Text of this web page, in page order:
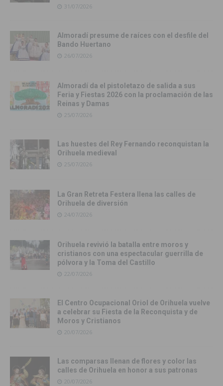
31/07/2026
Almoradí presume de raíces con el desfile del
Bando Huertano
26/07/2026
Almoradí da el pistoletazo de salida a sus
Feria y Fiestas 2026 con la proclamación de las
Reinas y Damas
25/07/2026
Las huestes del Rey Fernando reconquistan la
Orihuela medieval
25/07/2026
La Gran Retreta Festera llena las calles de
Orihuela de diversión
24/07/2026
Orihuela revivió la batalla entre moros y
cristianos con una espectacular guerrilla de
pólvora y la Toma del Castillo
22/07/2026
El Centro Ocupacional Oriol de Orihuela vuelve
a celebrar su Fiesta de la Reconquista y de
Moros y Cristianos
20/07/2026
Las comparsas llenan de flores y color las
calles de Orihuela en honor a sus patronas
20/07/2026